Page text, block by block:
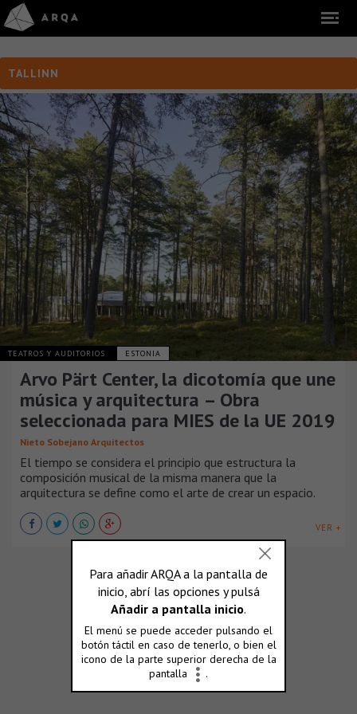
TALLINN
TEATROS Y AUDITORIOS ESTONIA
Arvo Pärt Center, la dicotomía que une
música y arquitectura – Obra
seleccionada para MIES de la UE 2019
Nieto Sobejano Arquitectos
El tiempo se considera el principio que estructura la
composición musical de la misma manera que la
arquitectura se define como el arte de crear un espacio.
VER +